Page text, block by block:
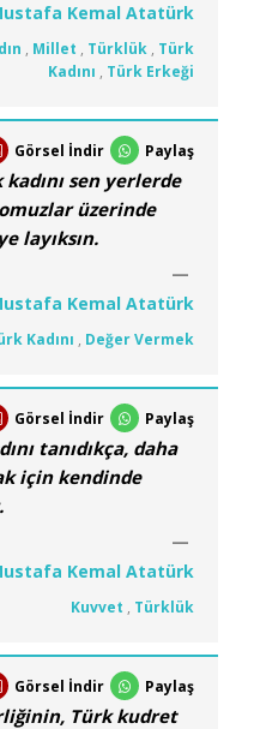
Kemal Atatürk
, Millet , Türklük , Türk
Kadını , Türk Erkeği
Görsel İndir Paylaş
sen yerlerde
üzerinde
layıksın.
Kemal Atatürk
Kadını , Değer Vermek
Görsel İndir Paylaş
tanıdıkça, daha
için kendinde
Kemal Atatürk
Kuvvet , Türklük
Görsel İndir Paylaş
Türk kudret